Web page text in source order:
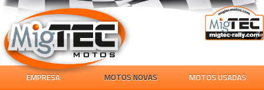
EMPRESA MOTOS NOVAS
MOTOS USADAS